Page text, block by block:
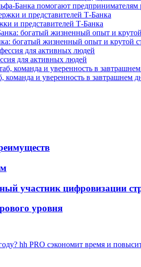
Банка помогают предпринимателям
и представителей Т-Банка
богатый жизненный опыт и крутой
для активных людей
и уверенность в завтрашнем
участник цифровизации
уровня